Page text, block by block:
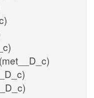
(met__D_c)